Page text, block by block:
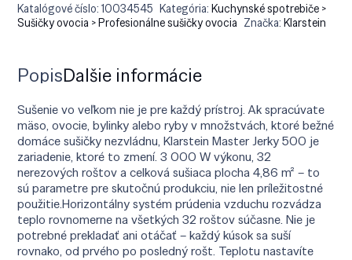
Katalógové číslo:10034545 Kategória:Kuchynské spotrebiče >
Sušičky ovocia > Profesionálne sušičky ovocia Značka:Klarstein
PopisĎalšie informácie
Sušenie vo veľkom nie je pre každý prístroj. Ak spracúvate
mäso, ovocie, bylinky alebo ryby v množstvách, ktoré bežné
domáce sušičky nezvládnu, Klarstein Master Jerky 500 je
zariadenie, ktoré to zmení. 3 000 W výkonu, 32
nerezových roštov a celková sušiaca plocha 4,86 m² – to
sú parametre pre skutočnú produkciu, nie len príležitostné
použitie.Horizontálny systém prúdenia vzduchu rozvádza
teplo rovnomerne na všetkých 32 roštov súčasne. Nie je
potrebné prekladať ani otáčať – každý kúsok sa suší
rovnako, od prvého po posledný rošt. Teplotu nastavíte